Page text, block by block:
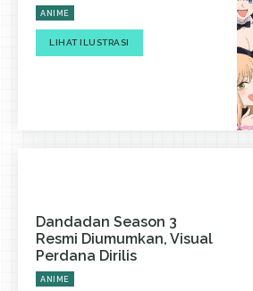
ANIME
LIHAT ILUSTRASI
Dandadan Season 3
Resmi Diumumkan, Visual
Perdana Dirilis
ANIME